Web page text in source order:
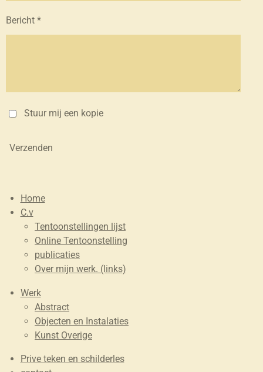
Bericht *
Stuur mij een kopie
Verzenden
Home
C.v
Tentoonstellingen lijst
Online Tentoonstelling
publicaties
Over mijn werk. (links)
Werk
Abstract
Objecten en Instalaties
Kunst Overige
Prive teken en schilderles